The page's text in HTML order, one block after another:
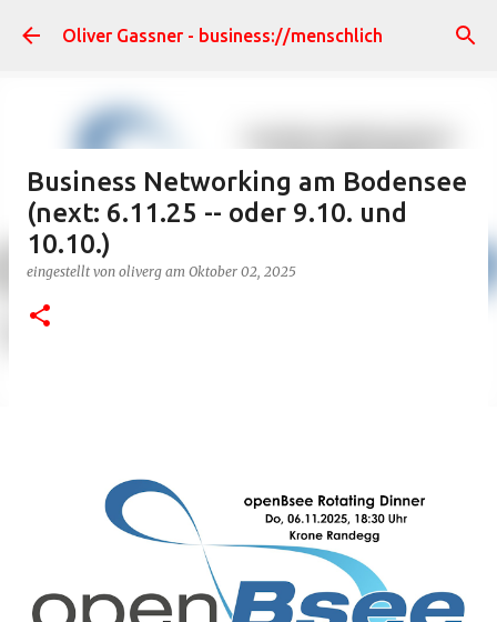
Direkt zum Hauptbereich
Oliver Gassner - business://menschlich
Business Networking am Bodensee
(next: 6.11.25 -- oder 9.10. und
10.10.)
eingestellt von oliverg am Oktober 02, 2025